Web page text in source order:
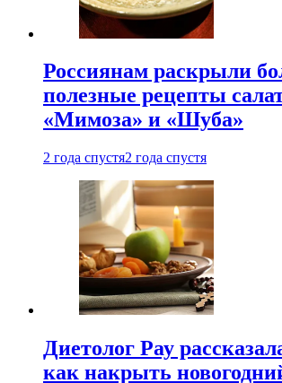
Россиянам раскрыли
полезные рецепты
«Мимоза» и «Шуба»
2 года спустя2 года спустя
Диетолог Рау
как накрыть